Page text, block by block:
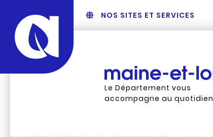
NOS SITES ET SERVICES
Le Département vous
accompagne au quotidien